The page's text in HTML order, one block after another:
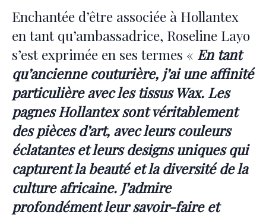
Enchantée d’être associée à Hollantex
en tant qu’ambassadrice, Roseline Layo
s’est exprimée en ses termes « En tant
qu’ancienne couturière, j’ai une affinité
particulière avec les tissus Wax. Les
pagnes Hollantex sont véritablement
des pièces d’art, avec leurs couleurs
éclatantes et leurs designs uniques qui
capturent la beauté et la diversité de la
culture africaine. J’admire
profondément leur savoir-faire et